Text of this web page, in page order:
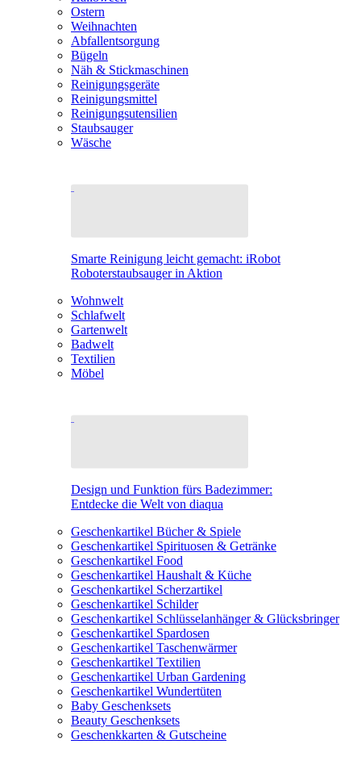
Ostern
Weihnachten
Abfallentsorgung
Bügeln
Näh & Stickmaschinen
Reinigungsgeräte
Reinigungsmittel
Reinigungsutensilien
Staubsauger
Wäsche
Smarte Reinigung leicht gemacht: iRobot
Roboterstaubsauger in Aktion
Wohnwelt
Schlafwelt
Gartenwelt
Badwelt
Textilien
Möbel
Design und Funktion fürs Badezimmer:
Entdecke die Welt von diaqua
Geschenkartikel Bücher & Spiele
Geschenkartikel Spirituosen & Getränke
Geschenkartikel Food
Geschenkartikel Haushalt & Küche
Geschenkartikel Scherzartikel
Geschenkartikel Schilder
Geschenkartikel Schlüsselanhänger & Glücksbringer
Geschenkartikel Spardosen
Geschenkartikel Taschenwärmer
Geschenkartikel Textilien
Geschenkartikel Urban Gardening
Geschenkartikel Wundertüten
Baby Geschenksets
Beauty Geschenksets
Geschenkkarten & Gutscheine